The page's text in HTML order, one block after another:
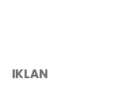
IKLAN